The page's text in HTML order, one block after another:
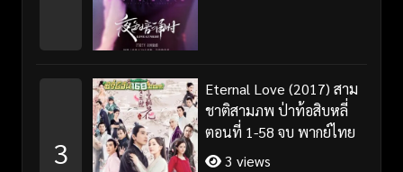
3
Eternal Love (2017) สาม
ชาติสามภพ ป่าท้อสิบหลี่
ตอนที่ 1-58 จบ พากย์ไทย
3 views